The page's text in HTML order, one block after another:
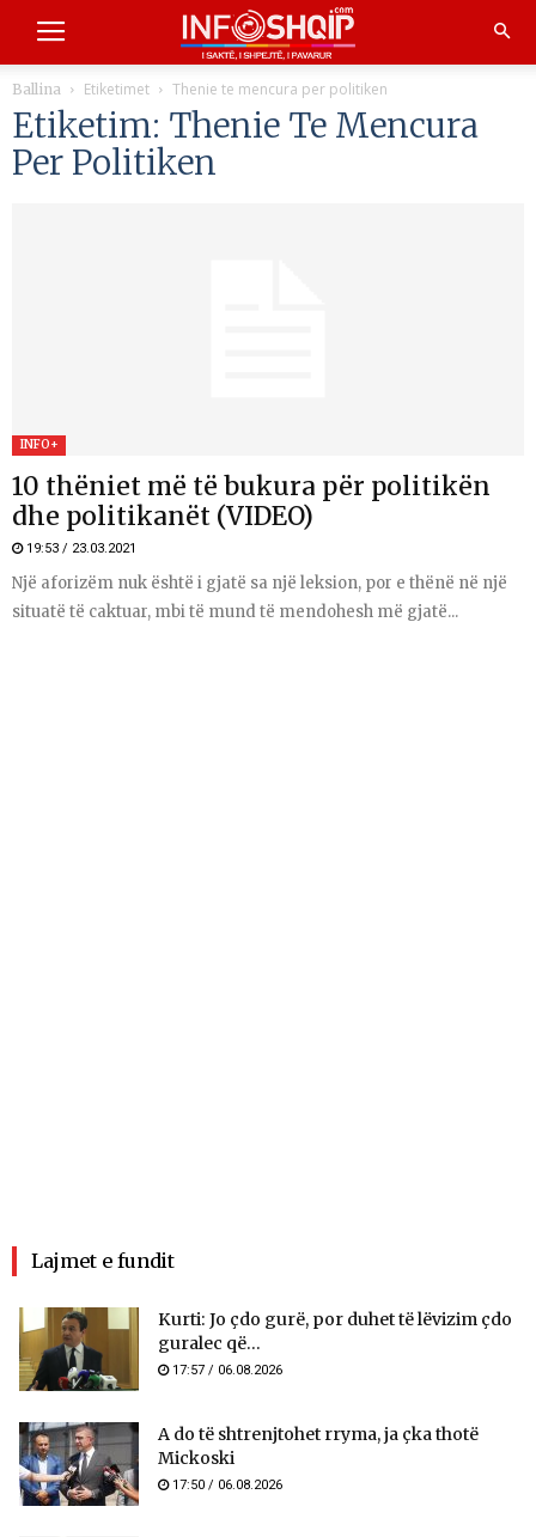
Ballina Etiketimet Thenie te mencura per politiken
Etiketim: Thenie Te Mencura
Per Politiken
INFO+
10 thëniet më të bukura për politikën
dhe politikanët (VIDEO)
19:53 / 23.03.2021
Një aforizëm nuk është i gjatë sa një leksion, por e thënë në një
situatë të caktuar, mbi të mund të mendohesh më gjatë...
Lajmet e fundit
Kurti: Jo çdo gurë, por duhet të lëvizim çdo
guralec që...
17:57 / 06.08.2026
A do të shtrenjtohet rryma, ja çka thotë
Mickoski
17:50 / 06.08.2026